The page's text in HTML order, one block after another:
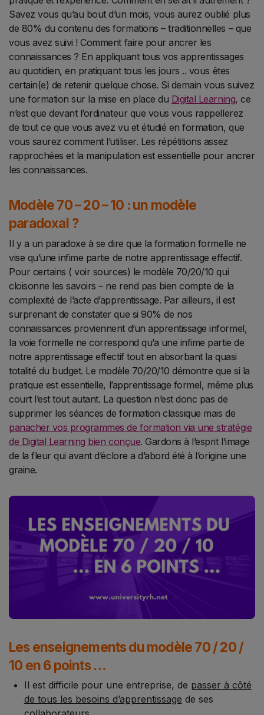
Savez vous qu’au bout d’un mois, vous aurez oublié plus
de 80% du contenu des formations – traditionnelles – que
vous avez suivi ! Comment faire pour ancrer les
connaissances ? En appliquant tous vos apprentissages
au quotidien, en pratiquant tous les jours .. vous êtes
certain(e) de retenir quelque chose. Si demain vous suivez
une formation sur la mise en place du Digital Learning, ce
n’est que devant l’ordinateur que vous vous rappellerez
de tout ce que vous avez vu et étudié en formation, que
vous saurez comment l’utiliser. Les répétitions assez
rapprochées et la manipulation est essentielle pour ancrer
les connaissances.
Modèle 70 – 20 – 10 : un modèle
paradoxal ?
Il y a un paradoxe à se dire que la formation formelle ne
vise qu’une infime partie de notre apprentissage effectif.
Pour certains ( voir sources) le modèle 70/20/10 qui
cloisonne les savoirs – ne rend pas bien compte de la
complexité de l’acte d’apprentissage. Par ailleurs, il est
surprenant de constater que si 90% de nos
connaissances proviennent d’un apprentissage informel,
la voie formelle ne correspond qu’a une infime partie de
notre apprentissage effectif tout en absorbant la quasi
totalité du budget. Le modèle 70/20/10 démontre que si la
pratique est essentielle, l’apprentissage formel, même plus
court l’est tout autant. La question n’est donc pas de
supprimer les séances de formation classique mais de
panacher vos programmes de formation via une stratégie
de Digital Learning bien conçue. Gardons à l’esprit l’image
de la fleur qui avant d’éclore a d’abord été à l’origine une
graine.
Les enseignements du modèle 70 / 20 /
10 en 6 points …
Il est difficile pour une entreprise, de passer à côté
de tous les besoins d’apprentissage de ses